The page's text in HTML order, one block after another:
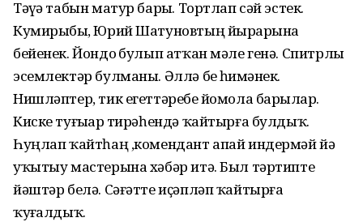
Тәүҙә табын матур барҙы. Тортлап сәй эстек.
Кумирыбыҙ, Юрий Шатуновтың йырҙарына
бейенек. Йондоҙ булып атҡан мәле генә. Спитрлы
эсемлектәр булманы. Әллә беҙ һиҙмәнек.
Нишләптер, тик егеттәребеҙ йомола барҙылар.
Киске туғыҙҙар тирәһендә ҡайтырға булдыҡ.
Һуңлап ҡайтһаң ,комендант апай индермәй йә
уҡытыу мастерына хәбәр итә. Был тәртипте
йәштәр белә. Сәғәтте иҫәпләп ҡайтырға
ҡуҙғалдыҡ.